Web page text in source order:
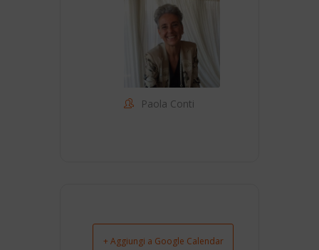
Paola Conti
+ Aggiungi a Google Calendar